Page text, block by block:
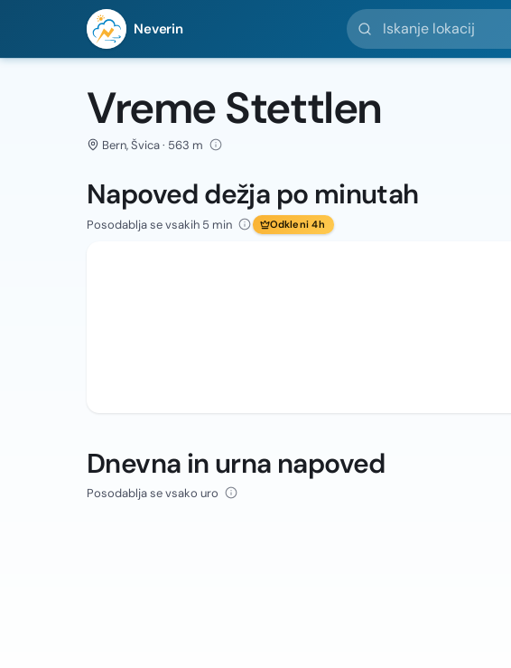
Neverin
Iskanje lokacij
Vreme Stettlen
Bern, Švica · 563 m
Napoved dežja po minutah
Posodablja se vsakih 5 min Odkleni 4h
Dnevna in urna napoved
Posodablja se vsako uro